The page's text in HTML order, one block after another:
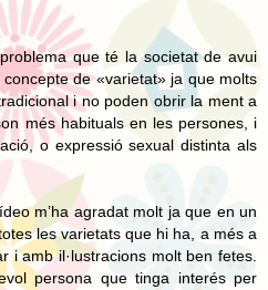
que té la societat de avui
de «varietat» ja que molts
i no poden obrir la ment a
més habituals en les persones, i
o expressió sexual distinta als
m’ha agradat molt ja que en un
les varietats que hi ha, a més a
i amb il·lustracions molt ben fetes.
persona que tinga interés per